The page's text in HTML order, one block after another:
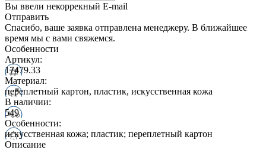
Вы ввели некоррекный E-mail
Отправить
Спасибо, ваше заявка отправлена менеджеру. В ближайшее
время мы с вами свяжемся.
Особенности
Артикул:
17479.33
Материал:
переплетный картон, пластик, искусственная кожа
В наличии:
549
Особенности:
искусственная кожа; пластик; переплетный картон
Описание